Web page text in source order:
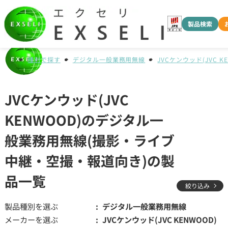
製品検索
種別で探す デジタル一般業務用無線 JVCケンウッド(JVC
JVCケンウッド(JVC
KENWOOD)のデジタル一
般業務用無線(撮影・ライブ
中継・空撮・報道向き)の製
品一覧
絞り込み
製品種別を選ぶ
デジタル一般業務用無線
メーカーを選ぶ
JVCケンウッド(JVC KENWOOD)